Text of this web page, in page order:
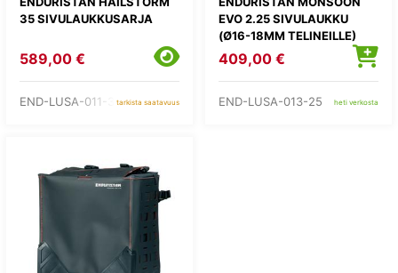
35 SIVULAUKKUSARJA
589,00 €
END-LUSA-011-35tarkista saatavuus
EVO 2.25 SIVULAUKKU
(Ø16-18MM TELINEILLE)
409,00 €
END-LUSA-013-25 heti verkosta